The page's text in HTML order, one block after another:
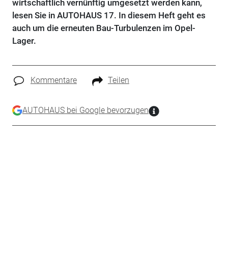
wirtschaftlich vernünftig umgesetzt werden kann,
lesen Sie in AUTOHAUS 17. In diesem Heft geht es
auch um die erneuten Bau-Turbulenzen im Opel-
Lager.
Kommentare Teilen
AUTOHAUS bei Google bevorzugen